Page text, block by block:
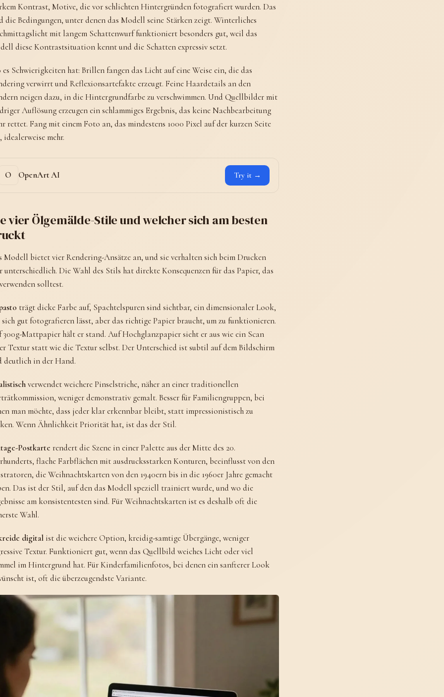
Kontrast, Motive, die vor schlichten Hintergründen fotografiert wurden. Das
die Bedingungen, unter denen das Modell seine Stärken zeigt. Winterliches
mit langem Schattenwurf funktioniert besonders gut, weil das
diese Kontrastsituation kennt und die Schatten expressiv setzt.
es Schwierigkeiten hat: Brillen fangen das Licht auf eine Weise ein, die das
verwirrt und Reflexionsartefakte erzeugt. Feine Haardetails an den
neigen dazu, in die Hintergrundfarbe zu verschwimmen. Und Quellbilder mit
Auflösung erzeugen ein schlammiges Ergebnis, das keine Nachbearbeitung
rettet. Fang mit einem Foto an, das mindestens 1000 Pixel auf der kurzen Seite
idealerweise mehr.
OpenArt AI Try it →
vier Ölgemälde-Stile und welcher sich am besten
Modell bietet vier Rendering-Ansätze an, und sie verhalten sich beim Drucken
unterschiedlich. Die Wahl des Stils hat direkte Konsequenzen für das Papier, das
solltest.
trägt dicke Farbe auf, Spachtelspuren sind sichtbar, ein dimensionaler Look,
sich gut fotografieren lässt, aber das richtige Papier braucht, um zu funktionieren.
300g-Mattpapier hält er stand. Auf Hochglanzpapier sieht er aus wie ein Scan
Textur statt wie die Textur selbst. Der Unterschied ist subtil auf dem Bildschirm
deutlich in der Hand.
verwendet weichere Pinselstriche, näher an einer traditionellen
weniger demonstrativ gemalt. Besser für Familiengruppen, bei
man möchte, dass jeder klar erkennbar bleibt, statt impressionistisch zu
Wenn Ähnlichkeit Priorität hat, ist das der Stil.
Postkarte rendert die Szene in einer Palette aus der Mitte des 20.
flache Farbflächen mit ausdrucksstarken Konturen, beeinflusst von den
die Weihnachtskarten von den 1940ern bis in die 1960er Jahre gemacht
Das ist der Stil, auf den das Modell speziell trainiert wurde, und wo die
am konsistentesten sind. Für Weihnachtskarten ist es deshalb oft die
Wahl.
digital ist die weichere Option, kreidig-samtige Übergänge, weniger
Textur. Funktioniert gut, wenn das Quellbild weiches Licht oder viel
im Hintergrund hat. Für Kinderfamilienfotos, bei denen ein sanfterer Look
ist, oft die überzeugendste Variante.